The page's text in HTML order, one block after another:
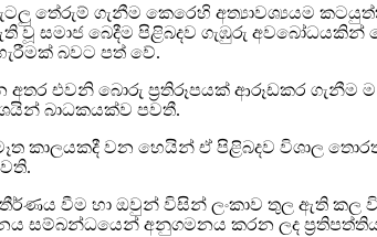
තේරුම් ගැනීම කෙරෙහි අත්‍යාවශ්‍යයම
වූ සමාජ බෙදීම පිළිබදව ගැඹුරු
බවට පත් වේ.
එවනි බොරු ප‍්‍රතිරූපයක් ආරූඩකර ගැනීම
බාධකයක්ව පවතී.
කාලයකදී වන හෙයින් ඒ පිළිබදව විශාල
වීම හා ඔවුන් විසින් ලංකාව තුල ඇති කල
සම්බන්ධයෙන් අනුගමනය කරන ලද